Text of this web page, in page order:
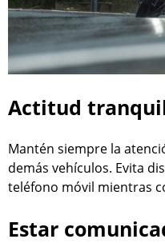
Actitud
Mantén siempre la
demás vehículos. Evita
teléfono móvil mientras
Estar